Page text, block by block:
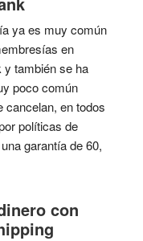
ya es muy común
en
y también se ha
poco común
en todos
políticas de
garantía de 60,
con